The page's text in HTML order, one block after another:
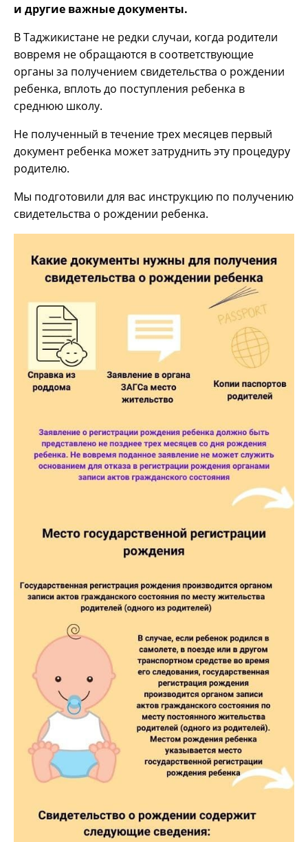
и другие важные документы.
В Таджикистане не редки случаи, когда родители
вовремя не обращаются в соответствующие
органы за получением свидетельства о рождении
ребенка, вплоть до поступления ребенка в
среднюю школу.
Не полученный в течение трех месяцев первый
документ ребенка может затруднить эту процедуру
родителю.
Мы подготовили для вас инструкцию по получению
свидетельства о рождении ребенка.